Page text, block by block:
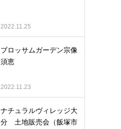
2022.11.25
ブロッサムガーデン宗像
須恵
2022.11.23
ナチュラルヴィレッジ大
分 土地販売会（飯塚市